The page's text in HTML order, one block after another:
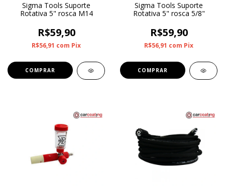
Sigma Tools Suporte
Rotativa 5" rosca M14
R$59,90
R$56,91 com Pix
Sigma Tools Suporte
Rotativa 5" rosca 5/8"
R$59,90
R$56,91 com Pix